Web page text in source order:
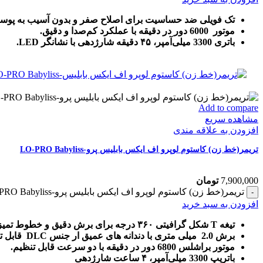
تک فویلی ضد حساسیت برای اصلاح صفر و بدون آسیب به
موتور 6000 دور در دقیقه با عملکرد کم‌صدا و دقیق.
باتری 3300 میلی‌آمپر، ۴۵ دقیقه شارژدهی با نشانگر LED.
Add to compare
مشاهده سریع
افزودن به علاقه مندی
تریمر(خط زن) کاستوم لوپرو اف ایکس بابلیس پرو-LO-PRO Babyliss
7,900,000 تومان
تریمر(خط زن) کاستوم لوپرو اف ایکس بابلیس پرو-LO-PRO Babyliss عدد
افزودن به سبد خرید
تیغه T شکل گرافیتی ۳۶۰ درجه برای برش دقیق و خطوط تمیز.
برش 2.0 میلی متری با دندانه های عمیق ار جنس DLC قابل تنظیم Zero-Gap
موتور براشلس 6800 دور در دقیقه با دو سرعت قابل تنظیم.
باتریپ 3300 میلی‌آمپر، ۴ ساعت شارژدهی